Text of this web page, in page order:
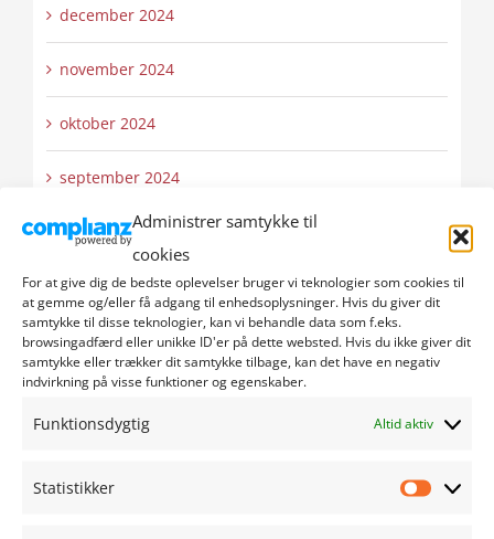
Administrer samtykke til
cookies
For at give dig de bedste oplevelser bruger vi teknologier som cookies til
at gemme og/eller få adgang til enhedsoplysninger. Hvis du giver dit
samtykke til disse teknologier, kan vi behandle data som f.eks.
browsingadfærd eller unikke ID'er på dette websted. Hvis du ikke giver dit
samtykke eller trækker dit samtykke tilbage, kan det have en negativ
indvirkning på visse funktioner og egenskaber.
Funktionsdygtig Altid aktiv
Statistikker
december 2024
november 2024
oktober 2024
september 2024
august 2024
juli 2024
juni 2024
maj 2024